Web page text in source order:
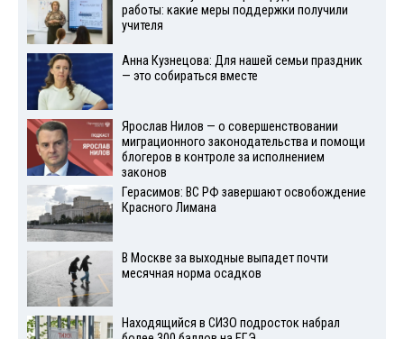
работы: какие меры поддержки получили
учителя
Анна Кузнецова: Для нашей семьи праздник
— это собираться вместе
Ярослав Нилов — о совершенствовании
миграционного законодательства и помощи
блогеров в контроле за исполнением
законов
Герасимов: ВС РФ завершают освобождение
Красного Лимана
В Москве за выходные выпадет почти
месячная норма осадков
Находящийся в СИЗО подросток набрал